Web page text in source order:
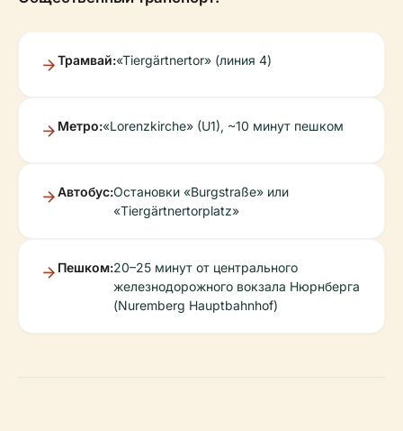
Трамвай:«Tiergärtnertor» (линия 4)
Метро:«Lorenzkirche» (U1), ~10 минут пешком
Автобус:Остановки «Burgstraße» или
«Tiergärtnertorplatz»
Пешком:20–25 минут от центрального
железнодорожного вокзала Нюрнберга
(Nuremberg Hauptbahnhof)